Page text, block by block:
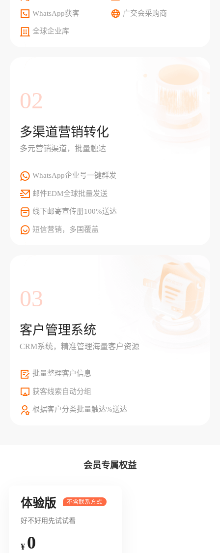
WhatsApp获客 广交会采购商
全球企业库
02
多渠道营销转化
多元营销渠道，批量触达
WhatsApp企业号一键群发
邮件EDM全球批量发送
线下邮寄宣传册100%送达
短信营销，多国覆盖
03
客户管理系统
CRM系统，精准管理海量客户资源
批量整理客户信息
获客线索自动分组
根据客户分类批量触达%送达
会员专属权益
体验版
好不好用先试试看
¥ 0